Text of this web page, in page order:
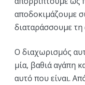
αποδοκιμάζουμε
διαταράσσουμε τη
Ο διαχωρισμός
μία, βαθιά αγάπη
αυτό που είναι.